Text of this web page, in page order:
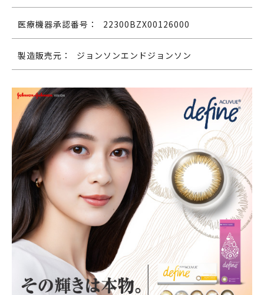
医療機器承認番号： 22300BZX00126000
製造販売元： ジョンソンエンドジョンソン